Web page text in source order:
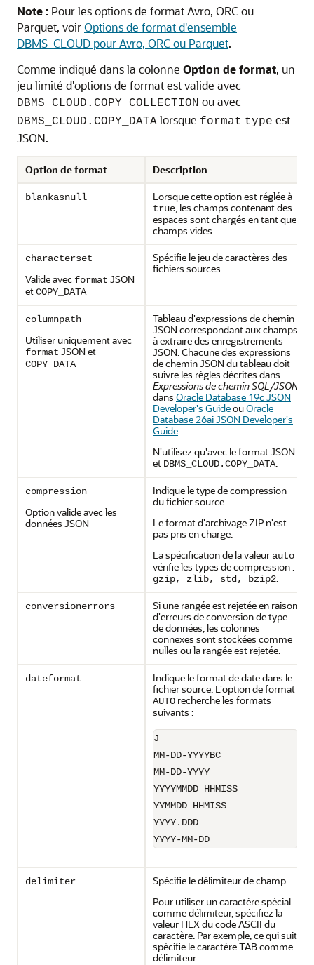
Note : Pour les options de format Avro, ORC ou
Parquet, voirOptions de format d'ensemble
DBMS_CLOUD pour Avro, ORC ou Parquet.
Comme indiqué dans la colonne Option de format, un
jeu limité d'options de format est valide avec
DBMS_CLOUD.COPY_COLLECTION ou avec
DBMS_CLOUD.COPY_DATA lorsque format type est
JSON.
Option de format Description
blankasnull Lorsque cette option est réglée à
true, les champs contenant des
espaces sont chargés en tant que
champs vides.
characterset
Valide avec format JSON
etCOPY_DATA
Spécifie le jeu de caractères des
fichiers sources
columnpath
Utiliser uniquement avec
format JSON et
COPY_DATA
Tableau d'expressions de chemin
JSON correspondant aux champs
à extraire des enregistrements
JSON. Chacune des expressions
de chemin JSON du tableau doit
suivre les règles décrites dans
Expressions de chemin SQL/JSON
dans Oracle Database 19c JSON
Developer's GuideouOracle
Database 26ai JSON Developer's
Guide.
N'utilisez qu'avec le format JSON
et DBMS_CLOUD.COPY_DATA.
compression
Option valide avec les
données JSON
Indique le type de compression
du fichier source.
Le format d'archivage ZIP n'est
pas pris en charge.
La spécification de la valeur auto
vérifie les types de compression :
gzip, zlib, std, bzip2.
conversionerrors
Si une rangée est rejetée en raison
d'erreurs de conversion de type
de données, les colonnes
connexes sont stockées comme
nulles ou la rangée est rejetée.
dateformat
Indique le format de date dans le
fichier source. L'option de format
AUTO recherche les formats
suivants :
J
MM-DD-YYYYBC
MM-DD-YYYY
YYYYMMDD HHMISS
YYMMDD HHMISS
YYYY.DDD
YYYY-MM-DD
delimiter
Spécifie le délimiteur de champ.
Pour utiliser un caractère spécial
comme délimiteur, spécifiez la
valeur HEX du code ASCII du
caractère. Par exemple, ce qui suit
spécifie le caractère TAB comme
délimiteur :